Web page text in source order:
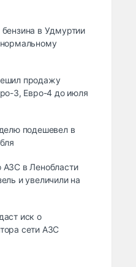
бензина в Удмуртии
нормальному
продажу
3, Евро-4 до июля
подешевел в
АЗС в Ленобласти
и увеличили на
иск о
сети АЗС